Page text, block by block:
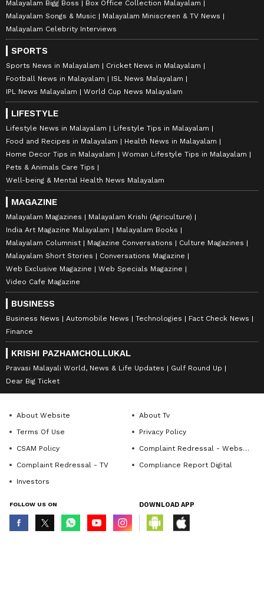
Malayalam Bigg Boss
Box Office Collection Malayalam
Malayalam Songs & Music
Malayalam Miniscreen & TV News
Malayalam Celebrity Interviews
SPORTS
Sports News in Malayalam
Cricket News in Malayalam
Football News in Malayalam
ISL News Malayalam
IPL News Malayalam
World Cup News Malayalam
LIFESTYLE
Lifestyle News in Malayalam
Lifestyle Tips in Malayalam
Food and Recipes in Malayalam
Health News in Malayalam
Home Decor Tips in Malayalam
Woman Lifestyle Tips in Malayalam
Pets & Animals Care Tips
Well-being & Mental Health News Malayalam
MAGAZINE
Malayalam Magazines
Malayalam Krishi (Agriculture)
India Art Magazine Malayalam
Malayalam Books
Malayalam Columnist
Magazine Conversations
Culture Magazines
Malayalam Short Stories
Conversations Magazine
Web Exclusive Magazine
Web Specials Magazine
Video Cafe Magazine
BUSINESS
Business News Automobile News Technologies
Fact Check News
Finance
KRISHI PAZHAMCHOLLUKAL
Pravasi Malayali World, News & Life Updates
Gulf Round Up
Dear Big Ticket
About Website
About Tv
Terms Of Use
Privacy Policy
CSAM Policy
Complaint Redressal - Website
Complaint Redressal - TV
Compliance Report Digital
Investors
FOLLOW US ON DOWNLOAD APP